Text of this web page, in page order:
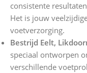
consistente
Het is jouw
voetverzorging.
Bestrijd Eelt,
speciaal ontworpen
verschillende